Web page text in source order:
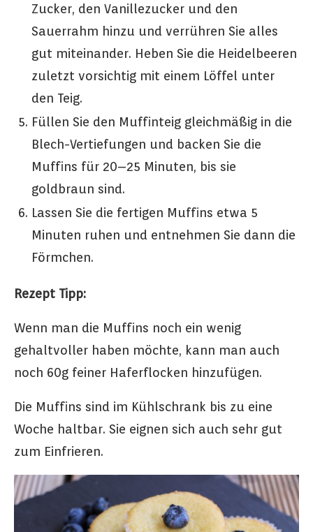
Zucker, den Vanillezucker und den
Sauerrahm hinzu und verrühren Sie alles
gut miteinander. Heben Sie die Heidelbeeren
zuletzt vorsichtig mit einem Löffel unter
den Teig.
Füllen Sie den Muffinteig gleichmäßig in die
Blech-Vertiefungen und backen Sie die
Muffins für 20–25 Minuten, bis sie
goldbraun sind.
Lassen Sie die fertigen Muffins etwa 5
Minuten ruhen und entnehmen Sie dann die
Förmchen.
Rezept Tipp:
Wenn man die Muffins noch ein wenig
gehaltvoller haben möchte, kann man auch
noch 60g feiner Haferflocken hinzufügen.
Die Muffins sind im Kühlschrank bis zu eine
Woche haltbar. Sie eignen sich auch sehr gut
zum Einfrieren.